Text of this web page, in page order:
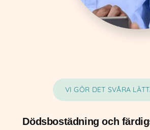
VI GÖR DET SVÅRA
Dödsbostädning och